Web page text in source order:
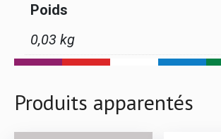
Poids
0,03 kg
Produits apparentés